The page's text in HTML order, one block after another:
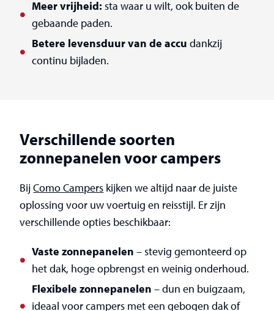
Meer vrijheid: sta waar u wilt, ook buiten de
gebaande paden.
Betere levensduur van de accu dankzij
continu bijladen.
Verschillende soorten
zonnepanelen voor campers
BijComo Campers kijken we altijd naar de juiste
oplossing voor uw voertuig en reisstijl. Er zijn
verschillende opties beschikbaar:
Vaste zonnepanelen – stevig gemonteerd op
het dak, hoge opbrengst en weinig onderhoud.
Flexibele zonnepanelen – dun en buigzaam,
ideaal voor campers met een gebogen dak of